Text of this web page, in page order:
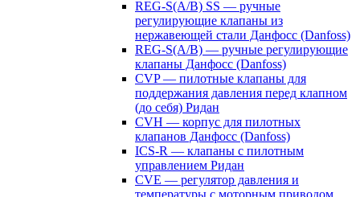
REG-S(A/B) SS — ручные
регулирующие клапаны из
нержавеющей стали Данфосс (Danfoss)
REG-S(A/B) — ручные регулирующие
клапаны Данфосс (Danfoss)
CVP — пилотные клапаны для
поддержания давления перед клапном
(до себя) Ридан
CVH — корпус для пилотных
клапанов Данфосс (Danfoss)
ICS-R — клапаны с пилотным
управлением Ридан
CVE — регулятор давления и
температуры с моторным приводом